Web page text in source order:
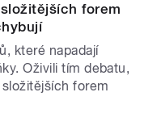
forem
které napadají
Oživili tím debatu,
forem